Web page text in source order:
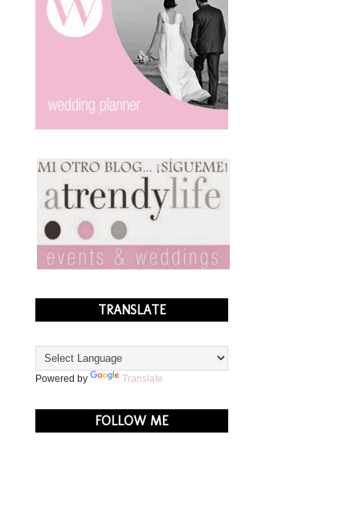
TRANSLATE
Powered by Translate
FOLLOW ME